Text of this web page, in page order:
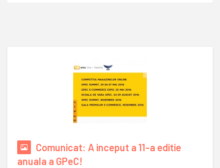
Comunicat: A inceput a 11-a editie
anuala a GPeC!